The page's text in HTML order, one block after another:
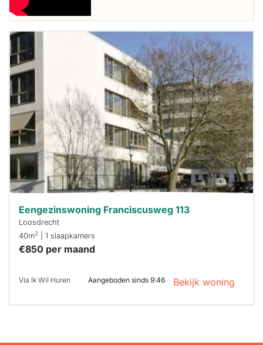
maken moet je
binnen 15
minuten
reageren.
Stekkies helpt
je hierbij!
Eengezinswoning Franciscusweg 113
Loosdrecht
40m2 | 1 slaapkamers
€850 per maand
Via Ik Wil Huren Aangeboden sinds 9:46 Bekijk woning